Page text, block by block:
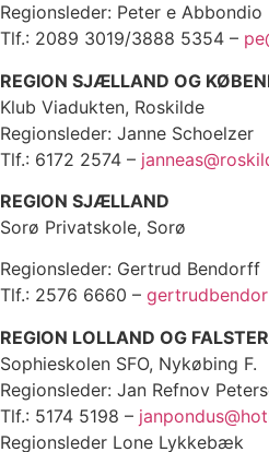
Regionsleder: Peter e Abbondio
Tlf.: 2089 3019/3888 5354 –
REGION SJÆLLAND OG
Klub Viadukten, Roskilde
Regionsleder: Janne Schoelzer
Tlf.: 6172 2574 –
REGION SJÆLLAND
Sorø Privatskole, Sorø
Regionsleder: Gertrud Bendorff
Tlf.: 2576 6660 –
REGION LOLLAND OG FALSTER
Sophieskolen SFO, Nykøbing F.
Regionsleder: Jan Refnov
Tlf.: 5174 5198 –
Regionsleder Lone Lykkebæk